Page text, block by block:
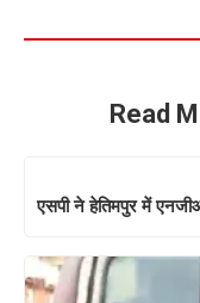
Read
एसपी ने हेतिमपुर में